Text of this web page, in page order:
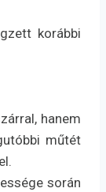
korábbi
hanem
műtét
során